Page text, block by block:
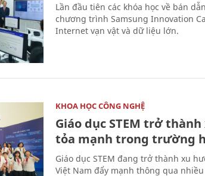
Lần đầu tiên các khóa học về bán
chương trình Samsung Innovation
Internet vạn vật và dữ liệu lớn.
KHOA HỌC CÔNG NGHỆ
Giáo dục STEM trở
tỏa mạnh trong trường
Giáo dục STEM đang trở thành xu
Việt Nam đẩy mạnh thông qua